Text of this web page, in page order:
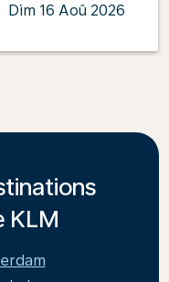
Dim 16 Aoû 2026
KLM